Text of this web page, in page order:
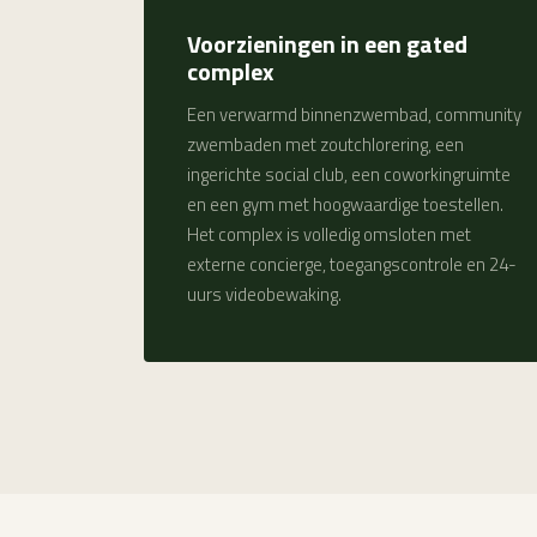
Voorzieningen in een gated
complex
Een verwarmd binnenzwembad, community
zwembaden met zoutchlorering, een
ingerichte social club, een coworkingruimte
en een gym met hoogwaardige toestellen.
Het complex is volledig omsloten met
externe concierge, toegangscontrole en 24-
uurs videobewaking.